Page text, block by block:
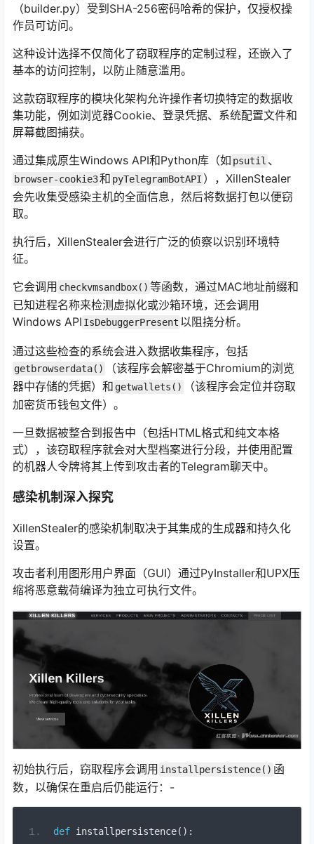
（builder.py）受到SHA-256密码哈希的保护，仅授权操
作员可访问。
这种设计选择不仅简化了窃取程序的定制过程，还嵌入了
基本的访问控制，以防止随意滥用。
这款窃取程序的模块化架构允许操作者切换特定的数据收
集功能，例如浏览器Cookie、登录凭据、系统配置文件和
屏幕截图捕获。
通过集成原生Windows API和Python库（如 psutil 、
browser-cookie3和 pyTelegramBotAPI ），XillenStealer
会先收集受感染主机的全面信息，然后将数据打包以便窃
取。
执行后，XillenStealer会进行广泛的侦察以识别环境特
征。
它会调用 checkvmsandbox() 等函数，通过MAC地址前缀和
已知进程名称来检测虚拟化或沙箱环境，还会调用
Windows API IsDebuggerPresent 以阻挠分析。
通过这些检查的系统会进入数据收集程序，包括
getbrowserdata()
（该程序会解密基于Chromium的浏览
器中存储的凭据）和 getwallets()
（该程序会定位并窃取
加密货币钱包文件）。
一旦数据被整合到报告中（包括HTML格式和纯文本格
式），该窃取程序就会对大型档案进行分段，并使用配置
的机器人令牌将其上传到攻击者的Telegram聊天中。
感染机制深入探究
XillenStealer的感染机制取决于其集成的生成器和持久化
设置。
攻击者利用图形用户界面（GUI）通过PyInstaller和UPX压
缩将恶意载荷编译为独立可执行文件。
初始执行后，窃取程序会调用 installpersistence() 函
数，以确保在重启后仍能运行：-
def installpersistence():